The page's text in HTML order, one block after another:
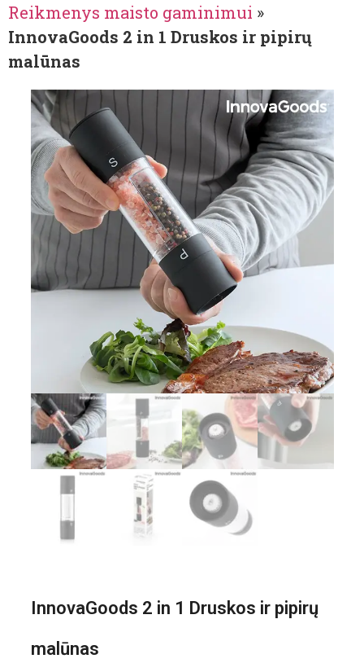
Reikmenys maisto gaminimui »
InnovaGoods 2 in 1 Druskos ir pipirų
malūnas
InnovaGoods 2 in 1 Druskos ir pipirų
malūnas